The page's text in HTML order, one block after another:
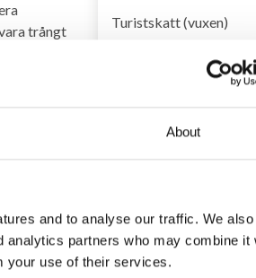
About
and to analyse our traffic. We
analytics partners who may combine it
your use of their services.
trångt
liten
skuggan
och en
ett
Turistskatt (vuxen)
Handdukar till pool ingår
Totalt pris